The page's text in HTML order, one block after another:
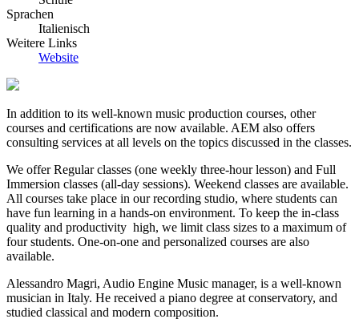
Sprachen
Italienisch
Weitere Links
Website
In addition to its well-known music production courses, other
courses and certifications are now available. AEM also offers
consulting services at all levels on the topics discussed in the classes.
We offer Regular classes (one weekly three-hour lesson) and Full
Immersion classes (all-day sessions). Weekend classes are available.
All courses take place in our recording studio, where students can
have fun learning in a hands-on environment. To keep the in-class
quality and productivity high, we limit class sizes to a maximum of
four students. One-on-one and personalized courses are also
available.
Alessandro Magri, Audio Engine Music manager, is a well-known
musician in Italy. He received a piano degree at conservatory, and
studied classical and modern composition.